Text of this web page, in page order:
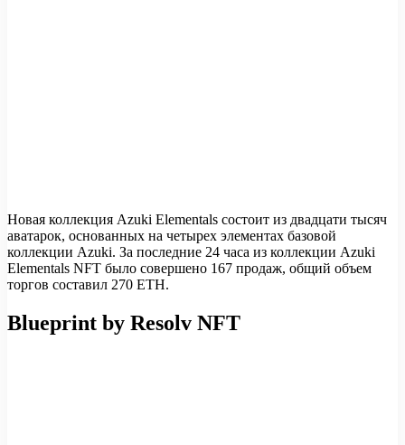
Новая коллекция Azuki Elementals состоит из двадцати тысяч
аватарок, основанных на четырех элементах базовой
коллекции Azuki. За последние 24 часа из коллекции Azuki
Elementals NFT было совершено 167 продаж, общий объем
торгов составил 270 ETH.
Blueprint by Resolv NFT